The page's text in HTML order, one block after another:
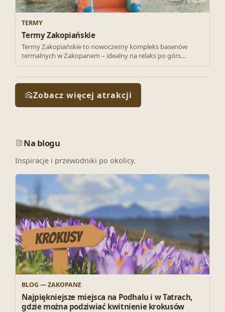
TERMY
Termy Zakopiańskie
Termy Zakopiańskie to nowoczesny kompleks basenów
termalnych w Zakopanem – idealny na relaks po górs…
Zobacz więcej atrakcji
Na blogu
Inspiracje i przewodniki po okolicy.
BLOG — ZAKOPANE
Najpiękniejsze miejsca na Podhalu i w Tatrach,
gdzie można podziwiać kwitnienie krokusów